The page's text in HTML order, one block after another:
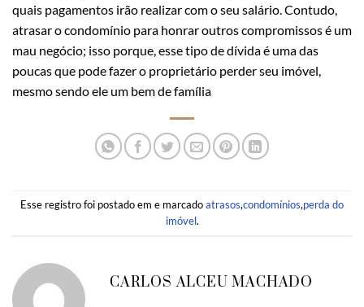
quais pagamentos irão realizar com o seu salário. Contudo,
atrasar o condomínio para honrar outros compromissos é um
mau negócio; isso porque, esse tipo de dívida é uma das
poucas que pode fazer o proprietário perder seu imóvel,
mesmo sendo ele um bem de família
Esse registro foi postado em e marcadoatrasos,condomínios,perda do
imóvel.
CARLOS ALCEU MACHADO